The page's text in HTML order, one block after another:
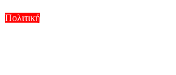
Πολιτική